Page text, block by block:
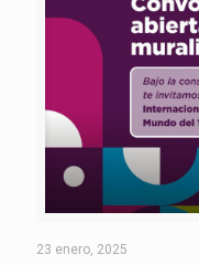
23 enero, 2025